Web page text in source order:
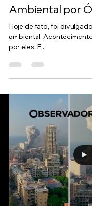
10 de ago. de 2020
Ilhas Maurício -
Ambiental por
Hoje de fato, foi
ambiental.
por eles. E...